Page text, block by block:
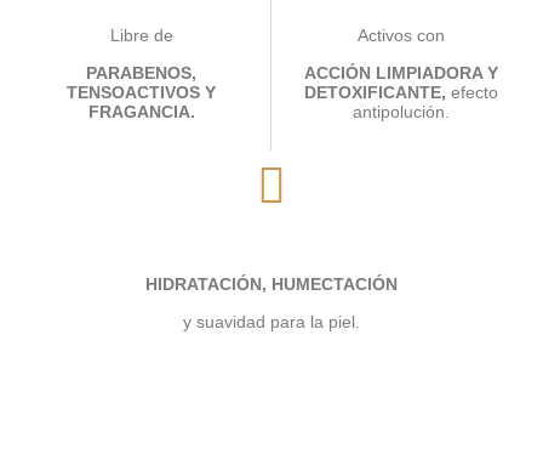
Libre de
PARABENOS,
TENSOACTIVOS Y
FRAGANCIA.
Activos con
ACCIÓN LIMPIADORA Y
DETOXIFICANTE, efecto
antipolución.
HIDRATACIÓN, HUMECTACIÓN
y suavidad para la piel.